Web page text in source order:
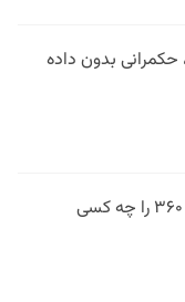
بدون داده
فیلتر در وقت اضافه؛ فوتبال ۳۶۰ را چه کسی